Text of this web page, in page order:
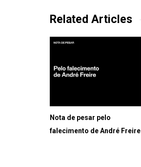
Related Articles
Nota de pesar pelo
falecimento de André Freire